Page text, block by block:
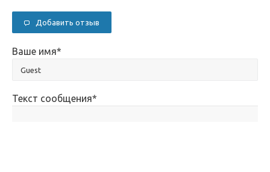
Добавить отзыв
Ваше имя*
Текст сообщения*